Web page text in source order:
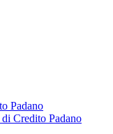
Padano
Credito Padano